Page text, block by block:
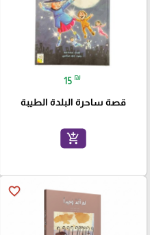
15 ₪
قصة ساحرة البلدة الطيبة
add_shopping_cart
favorite_border